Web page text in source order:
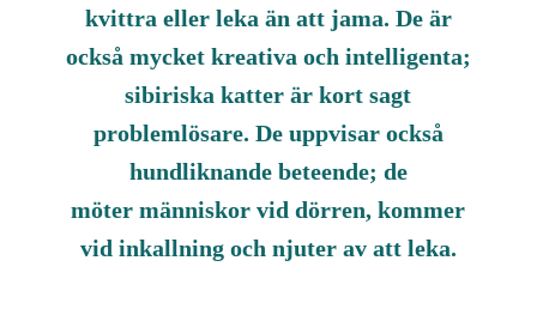
kvittra eller leka än att jama. De är
också mycket kreativa och intelligenta;
sibiriska katter är kort sagt
problemlösare. De uppvisar också
hundliknande beteende; de
möter människor vid dörren, kommer
vid inkallning och njuter av att leka.